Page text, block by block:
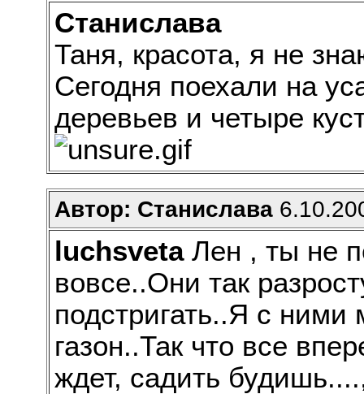
Станислава
Таня, красота, я не
Сегодня поехали на
деревьев и четыре
Автор: Станислава
luchsvetaЛен , ты не
вовсе..Они так
подстригать..Я с
газон..Так что все
ждет, садить